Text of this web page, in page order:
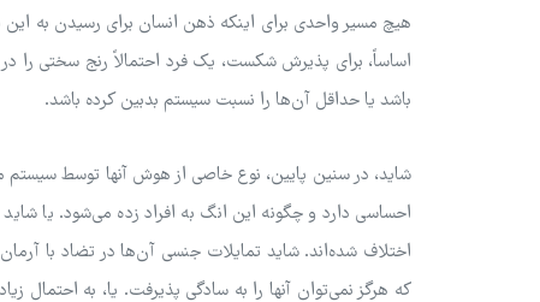
هیچ مسیر واحدی برای اینکه ذهن انسان برای رسیدن به این
اساساً، برای پذیرش شکست، یک فرد احتمالاً رنج سختی را
باشد یا حداقل آن‌ها را نسبت سیستم بدبین کرده باشد.
شاید، در سنین پایین، نوع خاصی از هوش آنها توسط
احساسی دارد و چگونه این انگ به افراد زده می‌شود. یا شاید
اختلاف شده‌اند. شاید تمایلات جنسی آن‌ها در تضاد با
که هرگز نمی‌توان آنها را به سادگی پذیرفت. یا، به